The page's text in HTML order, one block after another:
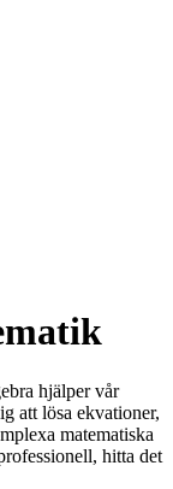
hjälper vår
att lösa ekvationer,
matematiska
hitta det